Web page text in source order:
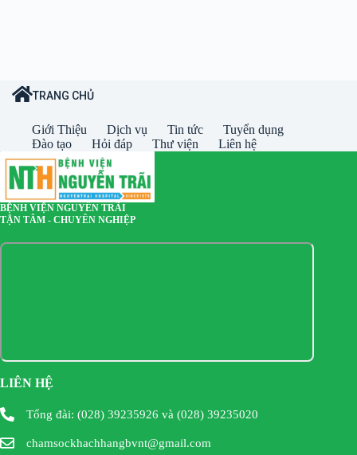
TRANG CHỦ
Giới Thiệu Dịch vụ Tin tức
Tuyển dụng
Đào tạo
Hỏi đáp Thư viện Liên hệ
BỆNH VIỆN NGUYỄN TRÃI
TẬN TÂM - CHUYÊN NGHIỆP
LIÊN HỆ
Tổng đài: (028) 39235926 và (028) 39235020
chamsockhachhangbvnt@gmail.com